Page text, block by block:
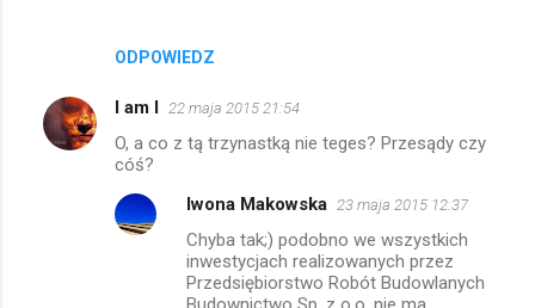
ODPOWIEDZ
I am I 22 maja 2015 21:54
O, a co z tą trzynastką nie teges? Przesądy czy
cóś?
Iwona Makowska 23 maja 2015 12:37
Chyba tak;) podobno we wszystkich
inwestycjach realizowanych przez
Przedsiębiorstwo Robót Budowlanych